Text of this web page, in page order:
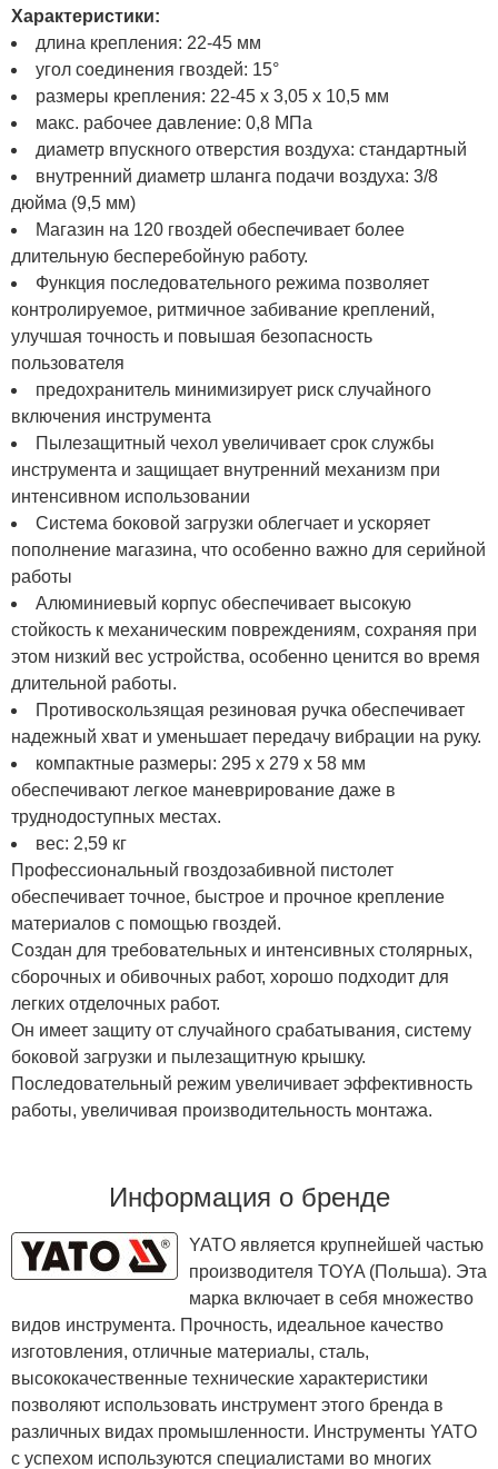
Характеристики:
длина крепления: 22-45 мм
угол соединения гвоздей: 15°
размеры крепления: 22-45 x 3,05 x 10,5 мм
макс. рабочее давление: 0,8 МПа
диаметр впускного отверстия воздуха: стандартный
внутренний диаметр шланга подачи воздуха: 3/8
дюйма (9,5 мм)
Магазин на 120 гвоздей обеспечивает более
длительную бесперебойную работу.
Функция последовательного режима позволяет
контролируемое, ритмичное забивание креплений,
улучшая точность и повышая безопасность
пользователя
предохранитель минимизирует риск случайного
включения инструмента
Пылезащитный чехол увеличивает срок службы
инструмента и защищает внутренний механизм при
интенсивном использовании
Система боковой загрузки облегчает и ускоряет
пополнение магазина, что особенно важно для серийной
работы
Алюминиевый корпус обеспечивает высокую
стойкость к механическим повреждениям, сохраняя при
этом низкий вес устройства, особенно ценится во время
длительной работы.
Противоскользящая резиновая ручка обеспечивает
надежный хват и уменьшает передачу вибрации на руку.
компактные размеры: 295 x 279 x 58 мм
обеспечивают легкое маневрирование даже в
труднодоступных местах.
вес: 2,59 кг
Профессиональный гвоздозабивной пистолет
обеспечивает точное, быстрое и прочное крепление
материалов с помощью гвоздей.
Создан для требовательных и интенсивных столярных,
сборочных и обивочных работ, хорошо подходит для
легких отделочных работ.
Он имеет защиту от случайного срабатывания, систему
боковой загрузки и пылезащитную крышку.
Последовательный режим увеличивает эффективность
работы, увеличивая производительность монтажа.
Информация о бренде
YATO является крупнейшей частью
производителя TOYA (Польша). Эта
марка включает в себя множество
видов инструмента. Прочность, идеальное качество
изготовления, отличные материалы, сталь,
высококачественные технические характеристики
позволяют использовать инструмент этого бренда в
различных видах промышленности. Инструменты YATO
с успехом используются специалистами во многих